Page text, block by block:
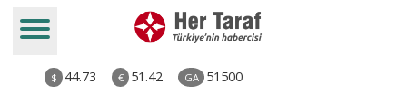
$ 44.73 € 51.42 GA 51500